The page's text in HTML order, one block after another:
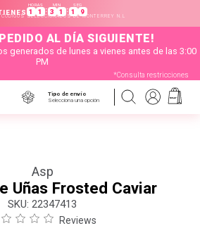
HORAS
1 1 :
MIN
3 1 :
SEG
1 9
SELECCIONADOS DE MONTERREY N.L
AL DÍA SIGUIENTE!
generados de lunes a vienes antes de las 3:00
PM
*Consulta restricciones
Tipo de envío
Selecciona una opción
Asp
Uñas Frosted Caviar
: 22347413
Reviews